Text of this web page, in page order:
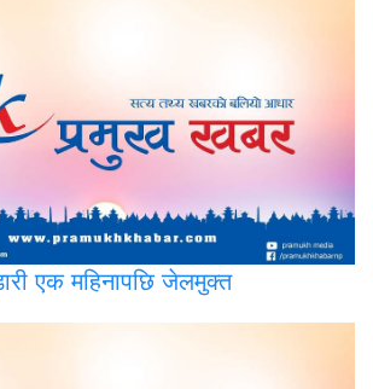
एक महिनापछि जेलमुक्त